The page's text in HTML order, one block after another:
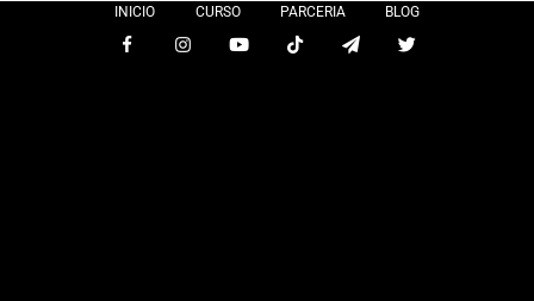
INICIO CURSO PARCERIA BLOG